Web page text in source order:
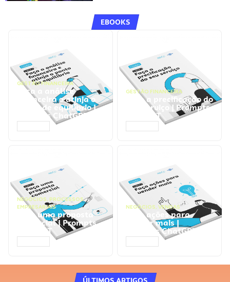
EBOOKS
GESTÃO FINANCEIRA
Faça a análise
financeira e atinja o
ponto de equilíbrio |
Prompts ChatGPT
GESTÃO FINANCEIRA
Faça a precificação do
seu serviço | Prompts
ChatGPT
NEGÓCIOS, PROCESSOS
EMPRESARIAIS
Faça uma proposta
comercial | Prompts
ChatGPT
NEGÓCIOS, VENDAS
Faça ações para
vender mais |
Prompts ChatGPT